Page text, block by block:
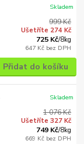
999 Kč
Ušetříte 274 Kč
725 Kč/8kg
647 Kč bez DPH
Skladem
Přidat do košíku
1 076 Kč
Ušetříte 327 Kč
749 Kč/8kg
669 Kč bez DPH
Skladem